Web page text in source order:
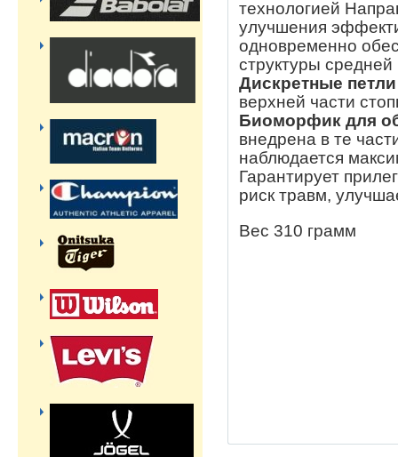
технологией
улучшения
одновременно
структуры
Дискретные петли
верхней части
Биоморфик для
внедрена в те
наблюдается
Гарантирует
риск травм,
Вес 310 грамм